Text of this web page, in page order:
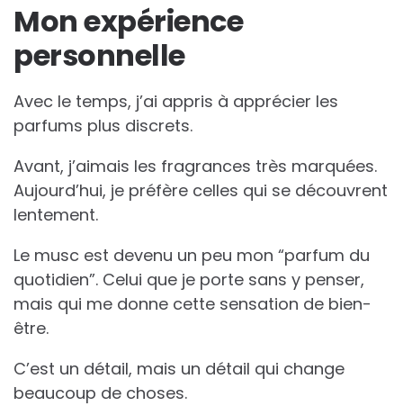
Mon expérience
personnelle
Avec le temps, j’ai appris à apprécier les
parfums plus discrets.
Avant, j’aimais les fragrances très marquées.
Aujourd’hui, je préfère celles qui se découvrent
lentement.
Le musc est devenu un peu mon “parfum du
quotidien”. Celui que je porte sans y penser,
mais qui me donne cette sensation de bien-
être.
C’est un détail, mais un détail qui change
beaucoup de choses.